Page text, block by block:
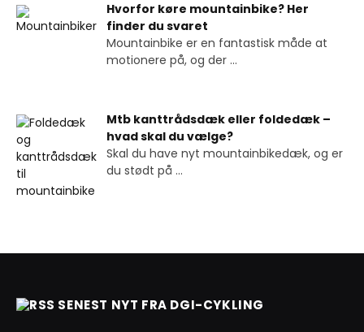
Hvorfor køre mountainbike? Her
finder du svaret
Mountainbike er en fantastisk måde at
motionere på, og der ...
Mtb kanttrådsdæk eller foldedæk –
hvad skal du vælge?
Skal du have nyt mountainbikedæk, og er
du stødt på ...
SENEST NYT FRA DGI-CYKLING